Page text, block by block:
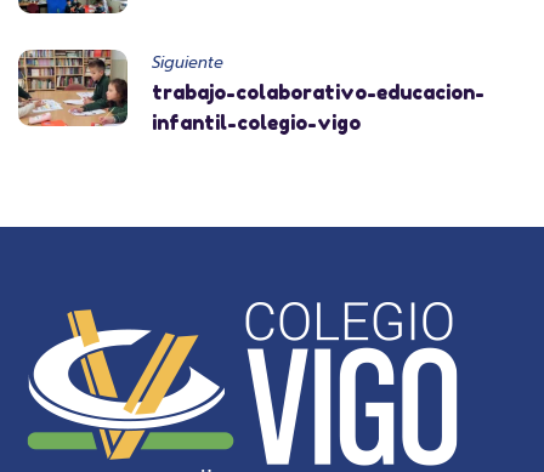
Siguiente
trabajo-colaborativo-educacion-
infantil-colegio-vigo